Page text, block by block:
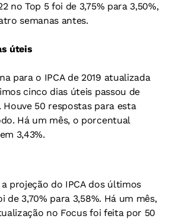
no Top 5 foi de 3,75% para 3,50%,
semanas antes.
úteis
para o IPCA de 2019 atualizada
cinco dias úteis passou de
Houve 50 respostas para esta
Há um mês, o porcentual
3,43%.
projeção do IPCA dos últimos
de 3,70% para 3,58%. Há um mês,
no Focus foi feita por 50